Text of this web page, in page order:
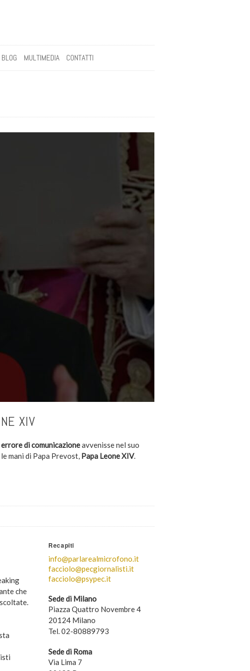
BLOG MULTIMEDIA CONTATTI
XIV
errore di comunicazioneavvenisse nel suo
mani di Papa Prevost, Papa Leone XIV.
che
Recapiti
info@parlarealmicrofono.it
facciolo@pecgiornalisti.it
facciolo@psypec.it
Sede di Milano
Piazza Quattro Novembre 4
20124 Milano
Tel. 02-80889793
Sede di Roma
Via Lima 7